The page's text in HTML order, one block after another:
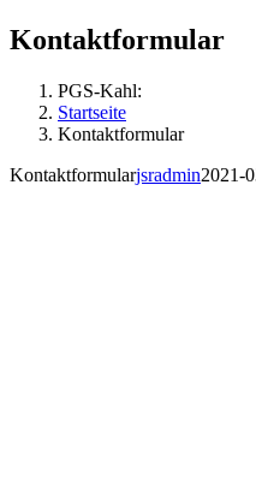
Kontaktformular
PGS-Kahl:
Startseite
Kontaktformular
Kontaktformularjsradmin2021-